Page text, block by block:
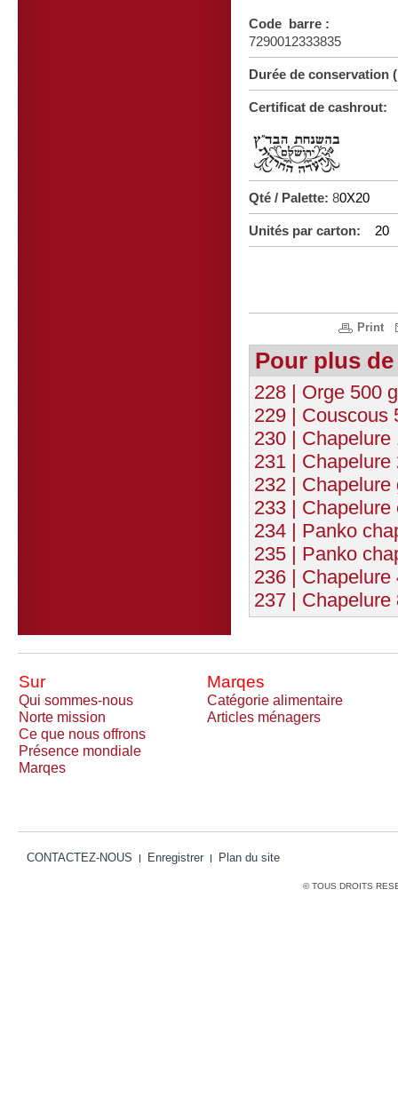
Code barre :
7290012333835
Durée de
Certificat de cashrout:
Qté / Palette: 80X20
Unités par carton: 20
Print
Pour plus
228 | Orge 500
229 | Couscous
230 | Chapelure
231 | Chapelure
232 |
233 | Chapelure
234 | Panko
235 | Panko
236 | Chapelure
237 | Chapelure
Sur Marqes
Qui sommes-nous
Catégorie alimentaire
Norte mission
Articles ménagers
Ce que nous offrons
Présence mondiale
Marqes
CONTACTEZ-NOUS Enregistrer Plan du site
© TOUS DROITS